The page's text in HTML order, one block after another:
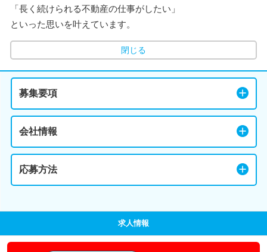
「長く続けられる不動産の仕事がしたい」
といった思いを叶えています。
閉じる
募集要項
会社情報
応募方法
求人情報